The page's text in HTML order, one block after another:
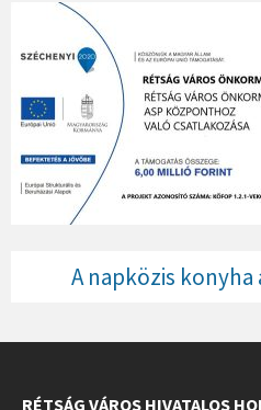
A napközis
RÉTSÁG VÁROS HIVATALOS